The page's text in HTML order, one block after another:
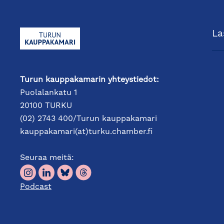
Turun kauppakamarin yhteystiedot:
Puolalankatu 1
20100 TURKU
(02) 2743 400/Turun kauppakamari
kauppakamari(at)turku.chamber.fi
Seuraa meitä:
Podcast